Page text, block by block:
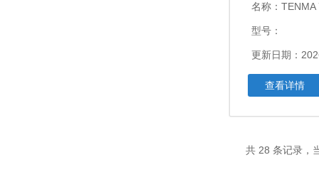
名称： TENMA 72-
型号：
更新日期：
查看详情
共 28 条记录